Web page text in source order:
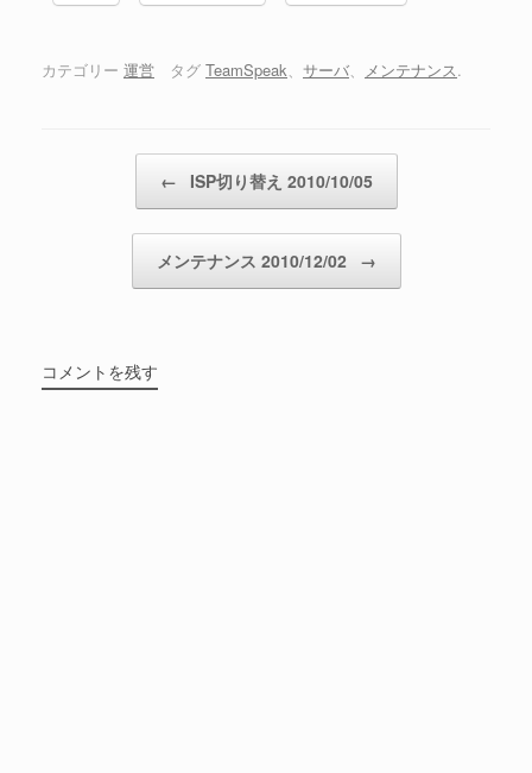
カテゴリー 運営 タグ TeamSpeak サーバ メンテナンス.
← ISP切り替え 2010/10/05
メンテナンス 2010/12/02 →
コメントを残す